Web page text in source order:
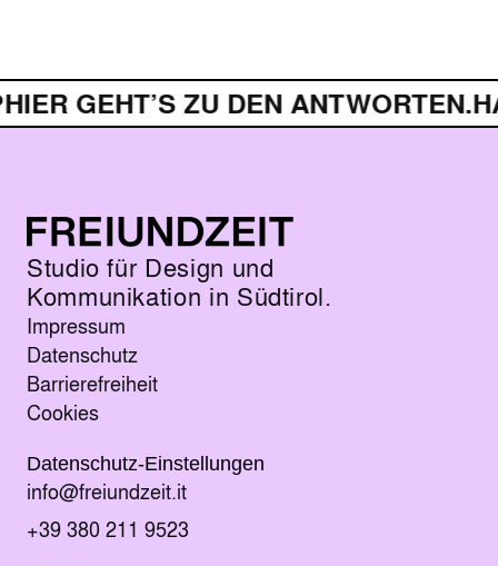
ZU DEN ANTWORTEN.HAST
Studio für Design und
Kommunikation in Südtirol.
Impressum
Datenschutz
Barrierefreiheit
Cookies
Datenschutz-Einstellungen
E-Mail senden an
info@freiundzeit.it
Telefonnummer anrufen:
+39 380 211 9523